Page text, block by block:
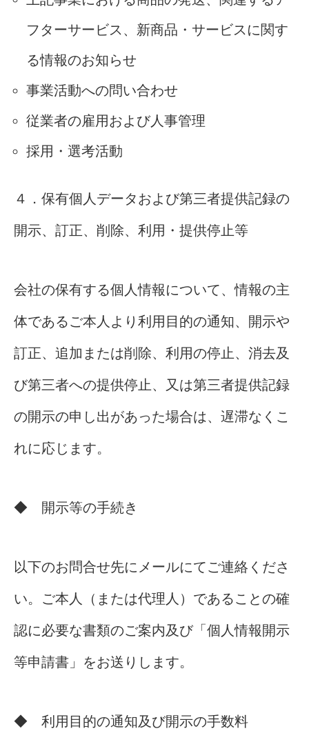
フターサービス、新商品・サービスに関す
る情報のお知らせ
事業活動への問い合わせ
従業者の雇用および人事管理
採用・選考活動
４．保有個人データおよび第三者提供記録の
開示、訂正、削除、利用・提供停止等
会社の保有する個人情報について、情報の主
体であるご本人より利用目的の通知、開示や
訂正、追加または削除、利用の停止、消去及
び第三者への提供停止、又は第三者提供記録
の開示の申し出があった場合は、遅滞なくこ
れに応じます。
◆ 開示等の手続き
以下のお問合せ先にメールにてご連絡くださ
い。ご本人（または代理人）であることの確
認に必要な書類のご案内及び「個人情報開示
等申請書」をお送りします。
◆ 利用目的の通知及び開示の手数料